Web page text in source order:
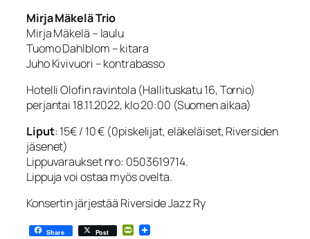
Mirja Mäkelä Trio
Mirja Mäkelä – laulu
Tuomo Dahlblom – kitara
Juho Kivivuori – kontrabasso
Hotelli Olofin ravintola (Hallituskatu 16, Tornio)
perjantai 18.11.2022, klo 20:00 (Suomen aikaa)
Liput: 15€ / 10 € (0piskelijat, eläkeläiset, Riversiden
jäsenet)
Lippuvaraukset nro: 0503619714.
Lippuja voi ostaa myös ovelta.
Konsertin järjestää Riverside Jazz Ry
Share Post PrintFriendly